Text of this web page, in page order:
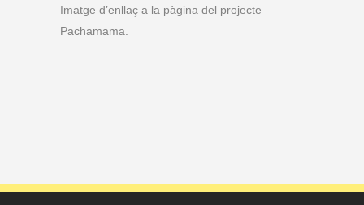
Imatge d’enllaç a la pàgina del projecte
Pachamama.